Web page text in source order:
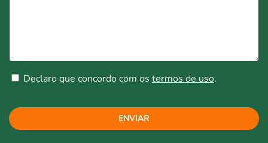
Declaro que concordo com os termos de uso.
ENVIAR